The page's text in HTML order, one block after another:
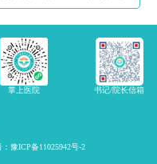
掌上医院 书记/院长信箱
豫ICP备11025942号-2